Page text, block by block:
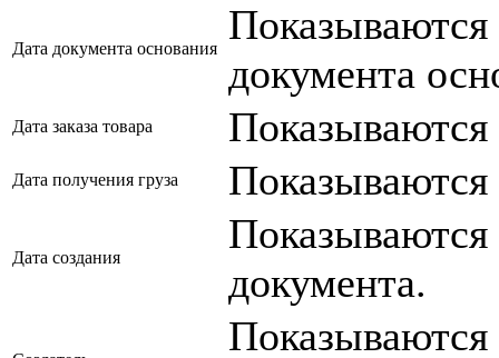
Дата документа основания
Показываются
документа
Дата заказа товара Показываются
Дата получения груза Показываются
Дата создания
Показываются
документа.